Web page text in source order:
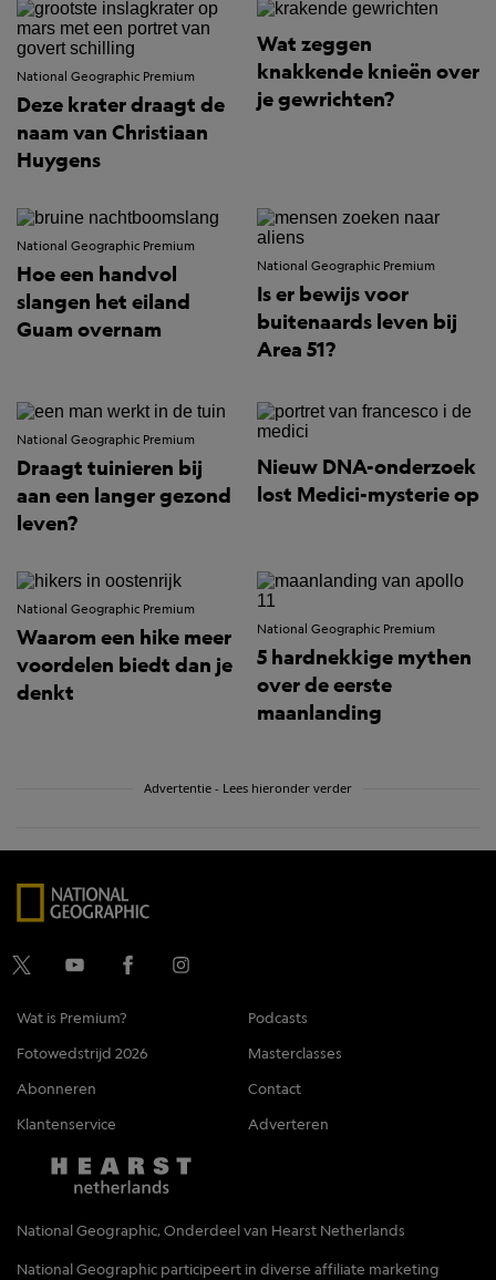
National Geographic Premium
Deze krater draagt de
naam van Christiaan
Huygens
Wat zeggen
knakkende knieën over
je gewrichten?
National Geographic Premium
Hoe een handvol
slangen het eiland
Guam overnam
National Geographic Premium
Is er bewijs voor
buitenaards leven bij
Area 51?
National Geographic Premium
Draagt tuinieren bij
aan een langer gezond
leven?
Nieuw DNA-onderzoek
lost Medici-mysterie op
National Geographic Premium
Waarom een hike meer
voordelen biedt dan je
denkt
National Geographic Premium
5 hardnekkige mythen
over de eerste
maanlanding
Advertentie - Lees hieronder verder
Wat is Premium?
Podcasts
Fotowedstrijd 2026
Masterclasses
Abonneren
Contact
Klantenservice
Adverteren
National Geographic, Onderdeel van Hearst Netherlands
National Geographic participeert in diverse affiliate marketing